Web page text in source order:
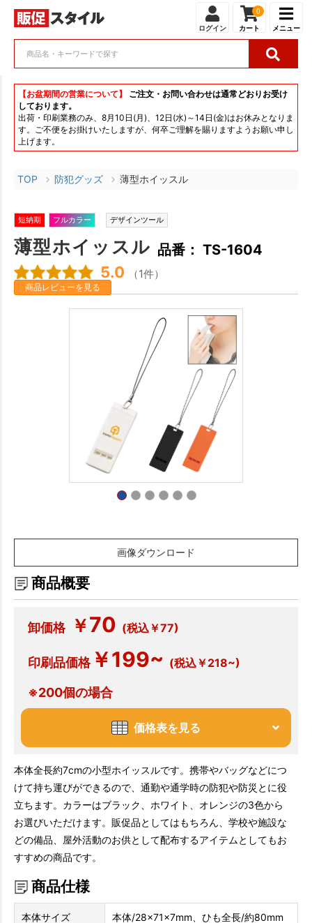
ログイン
0
カート メニュー
【お盆期間の営業について】
ご注文・お問い合わせは通常どおりお受け
しております。
出荷・印刷業務のみ、8月10日(月)、12日(水)～14日(金)はお休みとなりま
す。ご不便をお掛けいたしますが、何卒ご理解を賜りますようお願い申し
上げます。
TOP 防犯グッズ 薄型ホイッスル
短納期 フルカラー デザインツール
薄型ホイッスル 品番： TS-1604
5.0 （1件）
商品レビューを見る
画像ダウンロード
商品概要
卸価格 ￥70 (税込￥77)
印刷品価格￥199~ (税込￥218~)
※200個の場合
価格表を見る
本体全長約7cmの小型ホイッスルです。携帯やバッグなどにつ
けて持ち運びができるので、通勤や通学時の防犯や防災とに役
立ちます。カラーはブラック、ホワイト、オレンジの3色から
お選びいただけます。販促品としてはもちろん、学校や施設な
どの備品、屋外活動のお供として配布するアイテムとしてもお
すすめの商品です。
商品仕様
本体サイズ 本体/28×71×7mm、ひも全長/約80mm